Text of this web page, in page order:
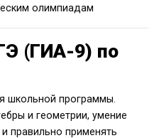
олимпиадам
(ГИА-9) по
школьной программы.
и геометрии, умение
правильно применять